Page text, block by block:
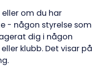
om du har
- någon styrelse som
dig i någon
klubb. Det visar på